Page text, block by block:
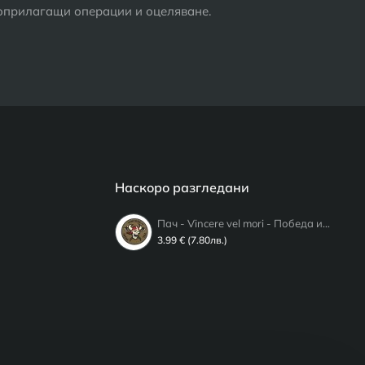
операции и оцеляване.
Наскоро разгледани
Пач - Vincere vel mori - Победа или смърт
3.99 € (7.80лв.)